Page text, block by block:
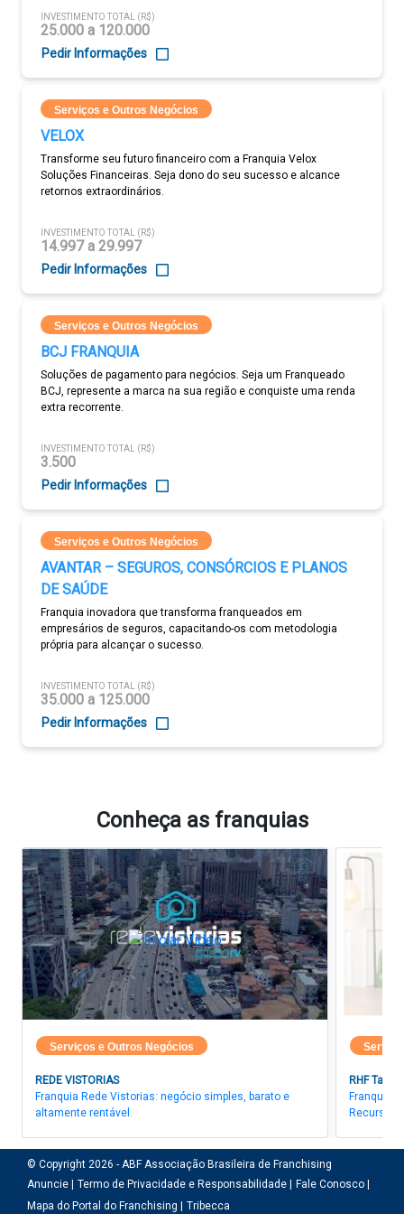
INVESTIMENTO TOTAL (R$)
25.000 a 120.000
Pedir Informações
Serviços e Outros Negócios
VELOX
Transforme seu futuro financeiro com a Franquia Velox
Soluções Financeiras. Seja dono do seu sucesso e alcance
retornos extraordinários.
INVESTIMENTO TOTAL (R$)
14.997 a 29.997
Pedir Informações
Serviços e Outros Negócios
BCJ FRANQUIA
Soluções de pagamento para negócios. Seja um Franqueado
BCJ, represente a marca na sua região e conquiste uma renda
extra recorrente.
INVESTIMENTO TOTAL (R$)
3.500
Pedir Informações
Serviços e Outros Negócios
AVANTAR – SEGUROS, CONSÓRCIOS E PLANOS
DE SAÚDE
Franquia inovadora que transforma franqueados em
empresários de seguros, capacitando-os com metodologia
própria para alcançar o sucesso.
INVESTIMENTO TOTAL (R$)
35.000 a 125.000
Pedir Informações
Conheça as franquias
Serviços e Outros Negócios
REDE VISTORIAS
Franquia Rede Vistorias: negócio simples, barato e
altamente rentável.
RHF
Franquia
Recursos
© Copyright 2026 - ABF Associação Brasileira de Franchising
Anuncie |
Termo de Privacidade e Responsabilidade |
Fale Conosco |
Mapa do Portal do Franchising |
Tribecca